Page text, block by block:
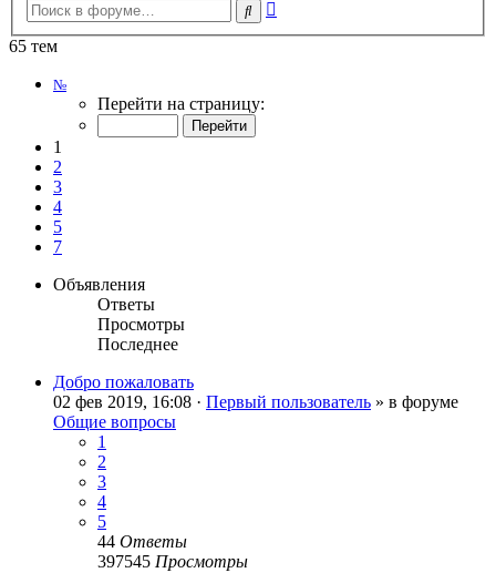
Поиск
65 тем
№Страница
из
Перейти на страницу:
1
2
3
4
5
7
Объявления
Ответы
Просмотры
Последнее
Добро пожаловать
02 фев 2019, 16:08 · Первый пользователь » в форуме
Общие вопросы
1
2
3
4
5
44 Ответы
397545 Просмотры